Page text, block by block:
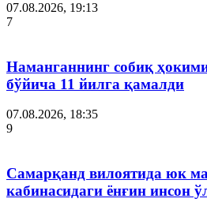
07.08.2026, 19:13
7
Наманганнинг собиқ
бўйича 11 йилга қамалди
07.08.2026, 18:35
9
Самарқанд вилоятида юк
кабинасидаги ёнғин инсон